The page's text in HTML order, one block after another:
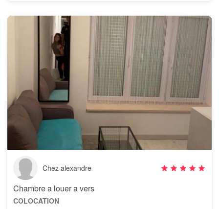
Chez alexandre
Chambre a louer a vers
COLOCATION